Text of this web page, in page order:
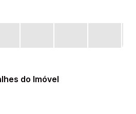
do Imóvel